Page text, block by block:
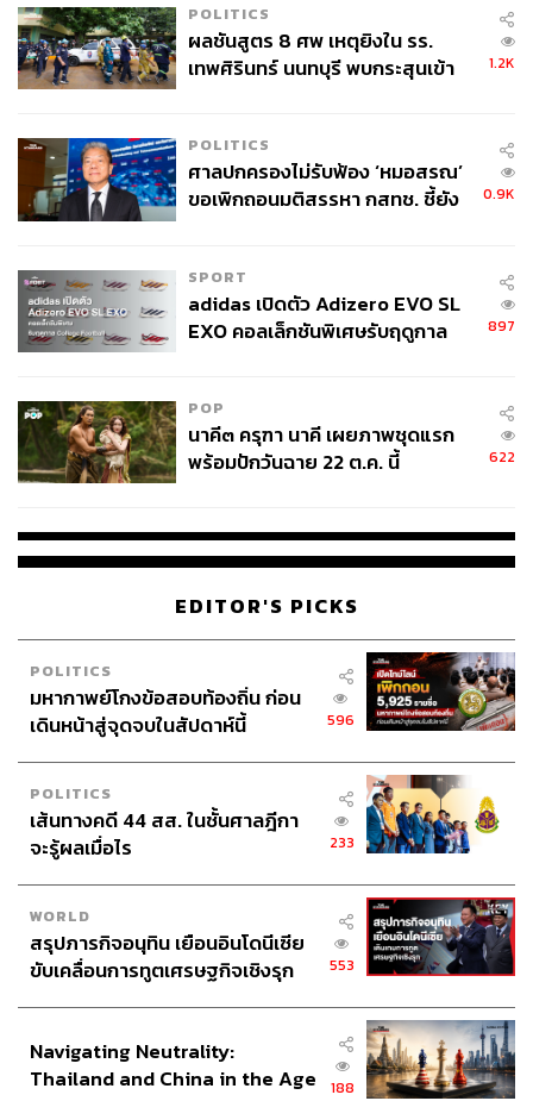
POLITICS
ผลชันสูตร 8 ศพ เหตุยิงใน รร.
เทพศิรินทร์ นนทบุรี พบกระสุนเข้า
1.2K
POLITICS
ศาลปกครองไม่รับฟ้อง ‘หมอสรณ’
ขอเพิกถอนมติสรรหา กสทช. ชี้ยัง
0.9K
SPORT
adidas เปิดตัว Adizero EVO SL
EXO คอลเล็กชันพิเศษรับฤดูกาล
897
POP
นาคี๓ ครุฑา นาคี เผยภาพชุดแรก
พร้อมปักวันฉาย 22 ต.ค. นี้
622
EDITOR'S PICKS
POLITICS
มหากาพย์โกงข้อสอบท้องถิ่น ก่อน
เดินหน้าสู่จุดจบในสัปดาห์นี้
596
POLITICS
เส้นทางคดี 44 สส. ในชั้นศาลฎีกา
จะรู้ผลเมื่อไร
233
WORLD
สรุปภารกิจอนุทิน เยือนอินโดนีเซีย
ขับเคลื่อนการทูตเศรษฐกิจเชิงรุก
553
Navigating Neutrality:
Thailand and China in the Age
188